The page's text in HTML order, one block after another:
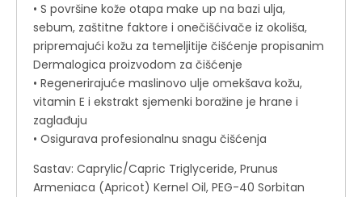
• S površine kože otapa make up na bazi ulja,
sebum, zaštitne faktore i onečišćivače iz okoliša,
pripremajući kožu za temeljitije čišćenje propisanim
Dermalogica proizvodom za čišćenje
• Regenerirajuće maslinovo ulje omekšava kožu,
vitamin E i ekstrakt sjemenki boražine je hrane i
zaglađuju
• Osigurava profesionalnu snagu čišćenja
Sastav: Caprylic/Capric Triglyceride, Prunus
Armeniaca (Apricot) Kernel Oil, PEG-40 Sorbitan